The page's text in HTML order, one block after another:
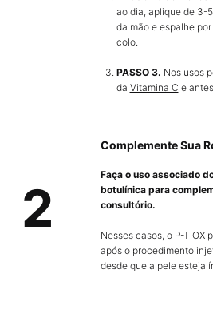
ao dia, aplique de 3-
da mão e espalhe
colo.
PASSO 3. Nos usos
da Vitamina C e
2
Complemente Sua
Faça o uso associado
botulínica para
consultório.
Nesses casos, o P-TIOX
após o procedimento
desde que a pele esteja